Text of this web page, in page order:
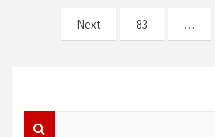
…
83
Next